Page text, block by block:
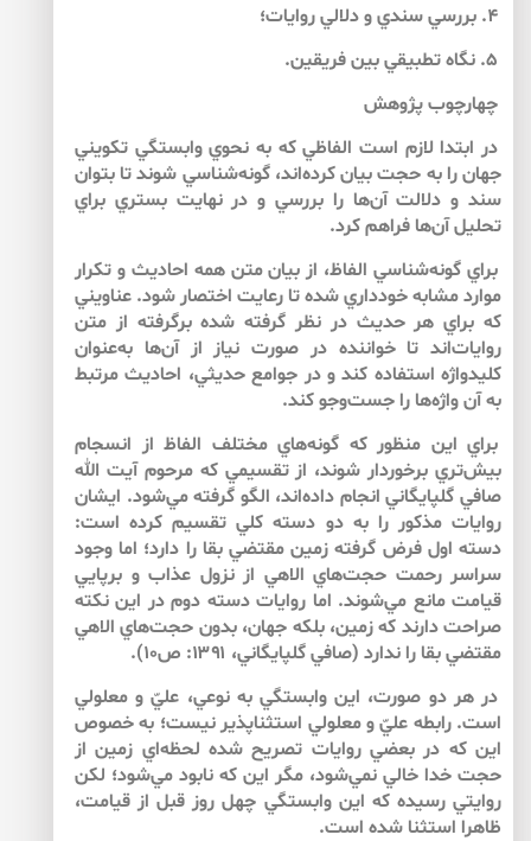
۴. بررسي سندي و دلالي روايات؛
۵. نگاه تطبيقي بين فريقين.
چهارچوب پژوهش
در ابتدا لازم است الفاظي كه به نحوي وابستگي تكويني
جهان را به حجت بيان كرده‌اند، گونه‌شناسي شوند تا بتوان
سند و دلالت آن‌‌ها را بررسي و در نهايت بستري براي
تحليل آن‌‌ها فراهم كرد.
براي گونه‌شناسي الفاظ، از بيان متن همه احاديث و تكرار
موارد مشابه خودداري شده تا رعايت اختصار شود. عناويني
كه براي هر حديث در نظر گرفته شده برگرفته از متن
روايات‌اند تا خواننده در صورت نياز از آن‌‌ها به‌عنوان
كليدواژه استفاده كند و در جوامع حديثي، احاديث مرتبط
به آن واژه‌ها را جست‌وجو كند.
براي اين منظور كه گونه‌هاي مختلف الفاظ از انسجام
بيش‌‌تري برخوردار شوند، از تقسيمي كه مرحوم آيت الله
صافي گلپايگاني انجام داده‌اند، الگو گرفته مي‌شود. ايشان
روايات مذكور را به دو دسته كلي تقسيم كرده است:
دسته اول فرض گرفته زمين مقتضي بقا را دارد؛ اما وجود
سراسر رحمت حجت‌هاي الاهي از نزول عذاب و برپايي
قيامت مانع مي‌شوند. اما روايات دسته دوم در اين نكته
صراحت دارند كه زمين، بلكه جهان، بدون حجت‌هاي الاهي
مقتضي بقا را ندارد (صافي گلپايگاني، ۱۳۹۱: ص۱۰).
در هر دو صورت، اين وابستگي به نوعي، عليّ و معلولي
است. رابطه عليّ و معلولي استثناپذير نيست؛ به خصوص
اين كه در بعضي روايات تصريح شده لحظه‌اي زمين از
حجت خدا خالي نمي‌شود، مگر اين كه نابود مي‌شود؛ لكن
روايتي رسيده كه اين وابستگي چهل روز قبل از قيامت،
ظاهرا استثنا شده است.